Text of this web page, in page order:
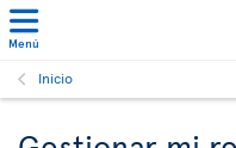
Menú
Inicio